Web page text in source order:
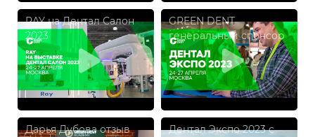
RAY на Дентал Салон
2023
GREEN DENT
генеральный спонсор
Дентал Салон 2023
Дарья Дубова отзыв
Дентал Экспо 2023 с